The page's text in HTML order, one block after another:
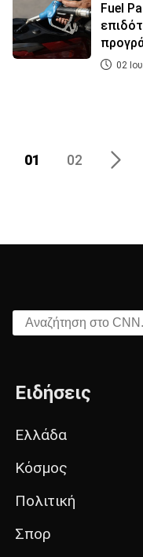
Fuel
02
01 02
Αναζήτηση στο CNN.gr
Ειδήσεις
Ελλάδα
Κόσμος
Πολιτική
Σπορ